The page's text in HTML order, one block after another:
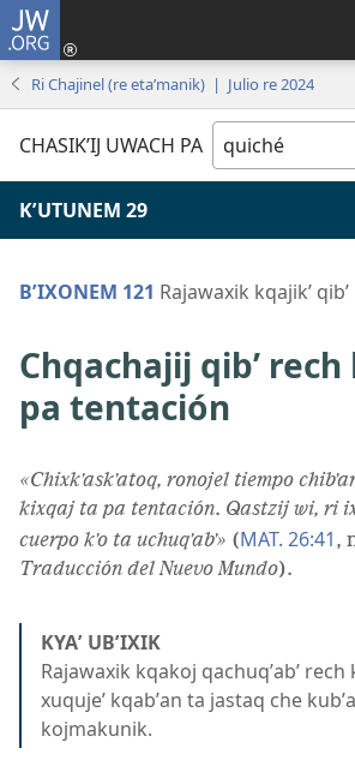
JW.ORG
Ri Chajinel (re etaʼmanik) | Julio re 2024
CHASIKʼIJ UWACH PA
KʼUTUNEM 29
BʼIXONEM 121 Rajawaxik kqajikʼ qibʼ
Chqachajij qibʼ
pa tentación
«Chixkʼaskʼatoq, ronojel tiempo
kixqaj ta pa tentación. Qastzij wi, ri
cuerpo kʼo ta uchuqʼabʼ» (MAT. 26:41 ,
Traducción del Nuevo Mundo).
KYAʼ UBʼIXIK
Rajawaxik kqakoj qachuqʼabʼ
xuqujeʼ kqabʼan ta jastaq che
kojmakunik.